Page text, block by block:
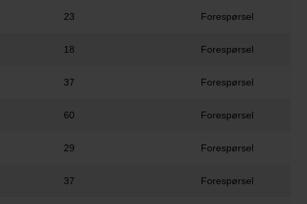
23 Forespørsel
18 Forespørsel
37 Forespørsel
60 Forespørsel
29 Forespørsel
37 Forespørsel